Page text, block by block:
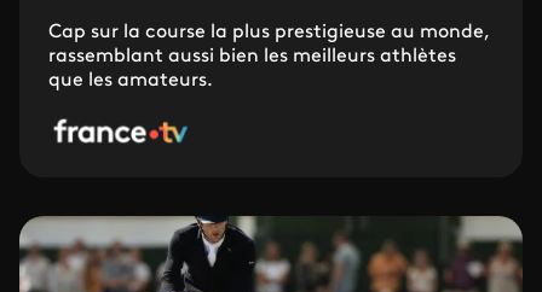
Cap sur la course la plus prestigieuse au monde,
rassemblant aussi bien les meilleurs athlètes
que les amateurs.